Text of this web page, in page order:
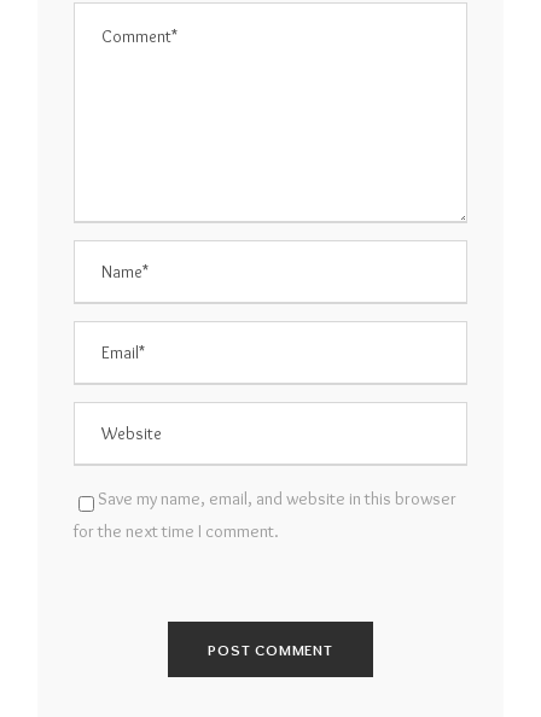
Save my name, email, and website in this browser
for the next time I comment.